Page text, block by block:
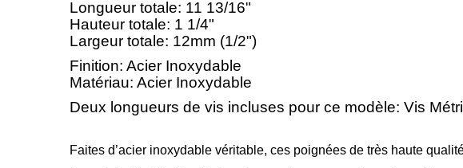
Longueur totale: 11 13/16"
Hauteur totale: 1 1/4"
Largeur totale: 12mm (1/2")
Finition: Acier Inoxydable
Matériau: Acier Inoxydable
Deux longueurs de vis incluses pour ce modèle: Vis
Faites d’acier inoxydable véritable, ces poignées de très haute